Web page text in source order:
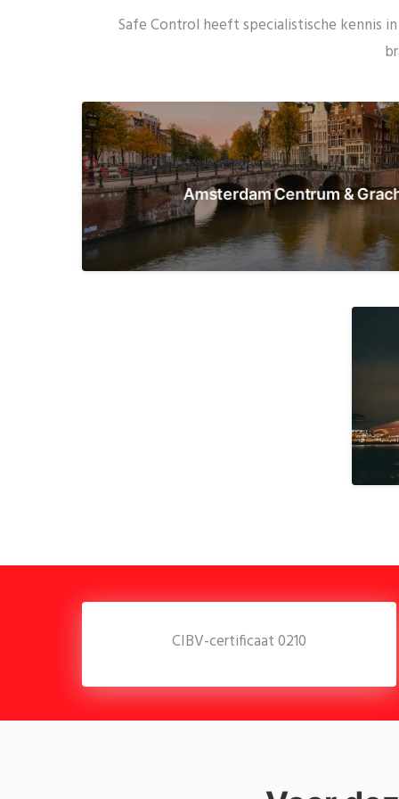
Safe Control heeft specialistische kennis
Amsterdam Centrum &
Monumentale panden met
Smalle trappenhuizen en historische
Maatwerk voor
CIBV-certificaat 0210